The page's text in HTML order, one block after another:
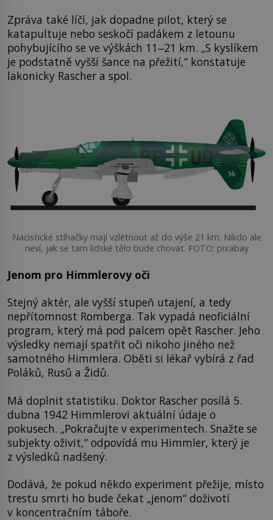
Zpráva také líčí, jak dopadne pilot, který se
katapultuje nebo seskočí padákem z letounu
pohybujícího se ve výškách 11‒21 km. „S kyslíkem
je podstatně vyšší šance na přežití,“ konstatuje
lakonicky Rascher a spol.
Nacistické stíhačky mají vzlétnout až do výše 21 km. Nikdo ale
neví, jak se tam lidské tělo bude chovat. FOTO: pixabay
Jenom pro Himmlerovy oči
Stejný aktér, ale vyšší stupeň utajení, a tedy
nepřítomnost Romberga. Tak vypadá neoficiální
program, který má pod palcem opět Rascher. Jeho
výsledky nemají spatřit oči nikoho jiného než
samotného Himmlera. Oběti si lékař vybírá z řad
Poláků, Rusů a Židů.
Má doplnit statistiku. Doktor Rascher posílá 5.
dubna 1942 Himmlerovi aktuální údaje o
pokusech. „Pokračujte v experimentech. Snažte se
subjekty oživit,“ odpovídá mu Himmler, který je
z výsledků nadšený.
Dodává, že pokud někdo experiment přežije, místo
trestu smrti ho bude čekat „jenom“ doživotí
v koncentračním táboře.